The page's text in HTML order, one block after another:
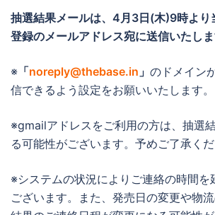
抽選結果メールは、4月3日(木)9時より
登録のメールアドレス宛に送信いたしま
※ 「noreply@thebase.in 」 のドメイン
信できるよう設定をお願いいたします。
※gmailアドレスをご利用の方は、抽選
る可能性がございます。予めご了承くだ
※システムの状況によりご連絡の時間を
ございます。また、発売日の変更や物